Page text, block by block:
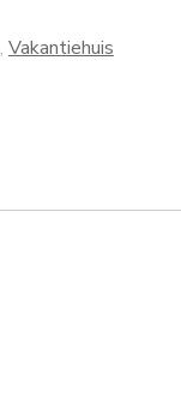
, Vakantiehuis